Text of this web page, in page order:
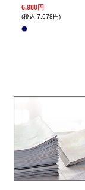
6,980円
(税込:7,678円)